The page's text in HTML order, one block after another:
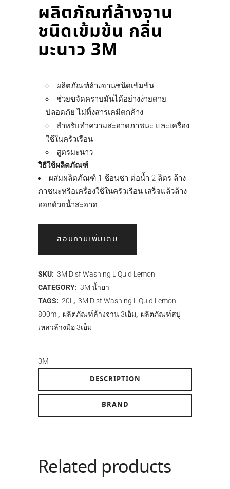
ผลิตภัณฑ์ล้างจาน
ชนิดเข้มข้น กลิ่น
มะนาว 3M
ผลิตภัณฑ์ล้างจานชนิดเข้มข้น
ช่วยขจัดคราบมันได้อย่างง่ายดาย
ปลอดภัย ไม่ทิ้งสารเคมีตกค้าง
สำหรับทำความสะอาดภาชนะ และเครื่อง
ใช้ในครัวเรือน
สูตรมะนาว
วิธีใช้ผลิตภัณฑ์
ผสมผลิตภัณฑ์ 1 ช้อนชา ต่อน้ำ 2 ลิตร ล้าง
ภาชนะหรือเครื่องใช้ในครัวเรือน เสร็จแล้วล้าง
ออกด้วยน้ำสะอาด
สอบถามเพิ่มเติม
SKU: 3M Disf Washing LiQuid Lemon
CATEGORY: 3M น้ำยา
TAGS: 20L , 3M Disf Washing LiQuid Lemon
800ml , ผลิตภัณฑ์ล้างจาน 3เอ็ม, ผลิตภัณฑ์สบู่
เหลวล้างมือ 3เอ็ม
3M
DESCRIPTION
BRAND
Related products